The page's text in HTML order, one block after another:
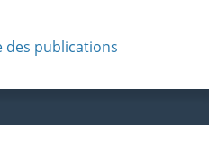
des publications